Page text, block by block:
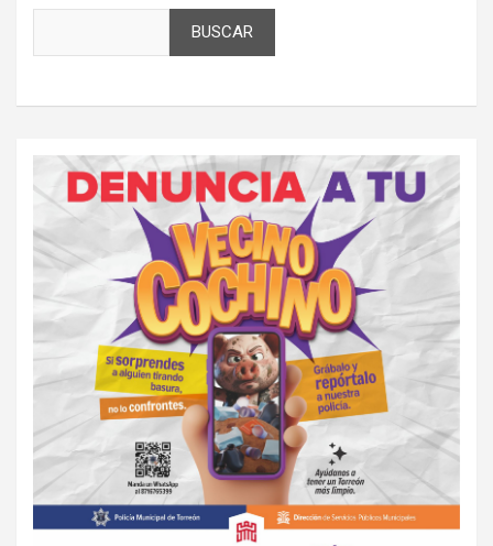
BUSCAR